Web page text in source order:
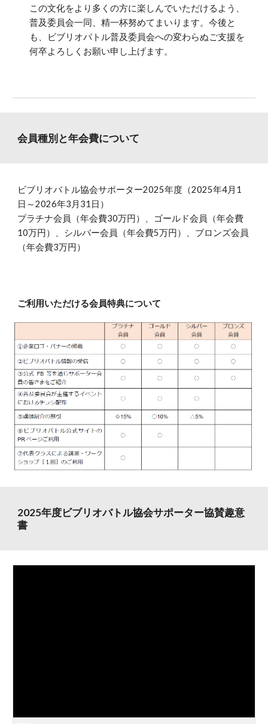
この文化をより多くの方に楽しんでいただけるよう、
普及委員会一同、精一杯努めてまいります。今後と
も、ビブリオバトル普及委員会への変わらぬご支援を
何卒よろしくお願い申し上げます。
会員種別と年会費について
ビブリオバトル協会サポーター2025年度（2025年4月1
日～2026年3月31日）
プラチナ会員（年会費30万円）、ゴールド会員（年会費
10万円）、シルバー会員（年会費5万円）、ブロンズ会員
（年会費3万円）
ご利用いただける会員特典について
2025年度ビブリオバトル協会サポーター協賛趣意
書